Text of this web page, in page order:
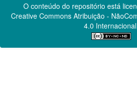
O conteúdo do repositório está
Creative CommonsAtribuição -
4.0